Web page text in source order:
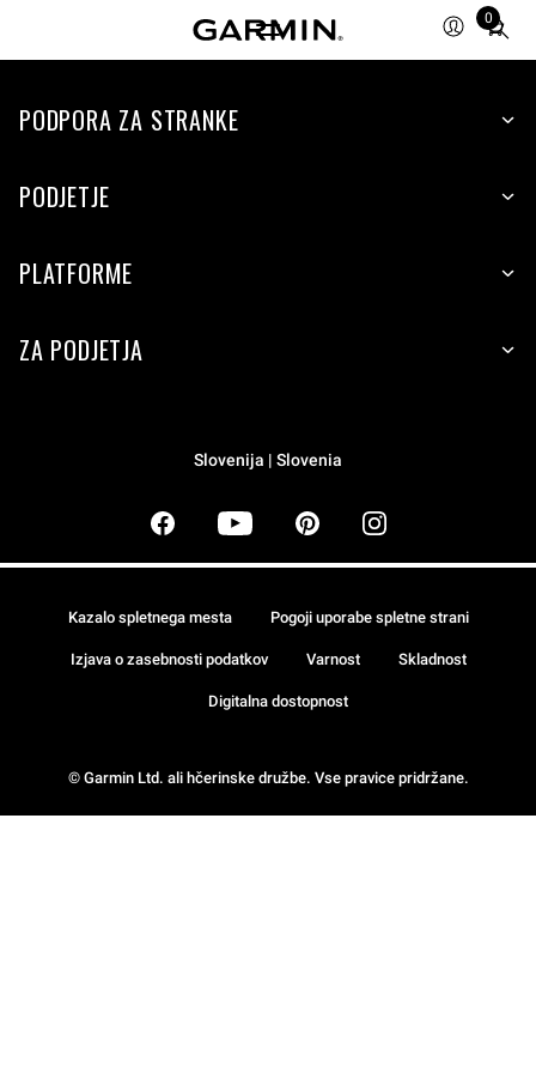
0
Total
items
cart:
PODPORA ZA STRANKE
PODJETJE
PLATFORME
ZA PODJETJA
Slovenija | Slovenia
© Garmin Ltd. ali hčerinske družbe. Vse pravice pridržane.
Kazalo spletnega mesta Pogoji uporabe spletne strani
Izjava o zasebnosti podatkov Varnost Skladnost
Digitalna dostopnost